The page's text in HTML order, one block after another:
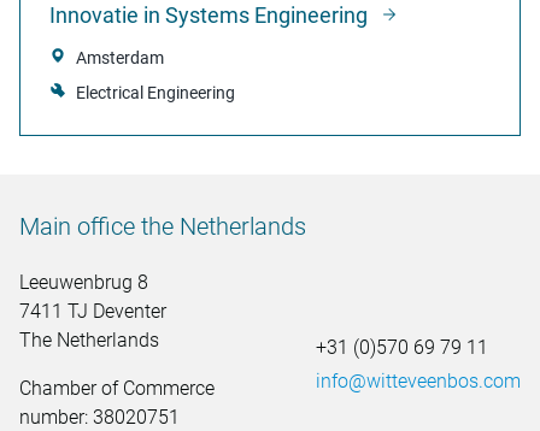
Innovatie in Systems Engineering
Amsterdam
Electrical Engineering
Main office the Netherlands
Leeuwenbrug 8
7411 TJ Deventer
The Netherlands
Chamber of Commerce
number: 38020751
+31 (0)570 69 79 11
info@witteveenbos.com